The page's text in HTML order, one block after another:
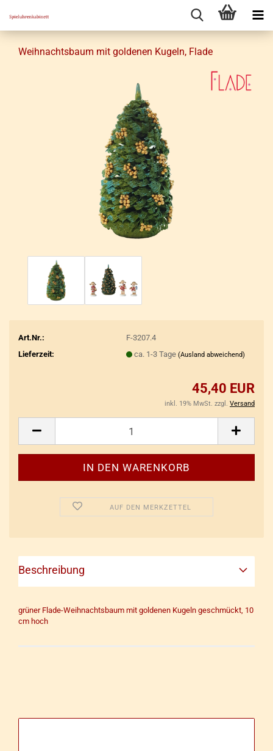
Weih­nachts­baum mit gol­de­nen Ku­geln, Flade
Art.Nr.:
F-3207.4
Lieferzeit:
ca. 1-3 Tage (Ausland abweichend)
45,40 EUR
inkl. 19% MwSt. zzgl. Versand
AUF DEN MERKZETTEL
Beschreibung
grüner Flade-Weihnachtsbaum mit goldenen Kugeln geschmückt, 10
cm hoch